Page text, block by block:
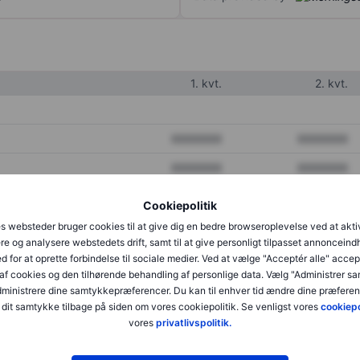
Cookiepolitik
websteder bruger cookies til at give dig en bedre browseroplevelse ved at
og analysere webstedets drift, samt til at give personligt tilpasset
for at oprette forbindelse til sociale medier. Ved at vælge "Acceptér alle"
cookies og den tilhørende behandling af personlige data. Vælg "Administrer
dine samtykkepræferencer. Du kan til enhver tid ændre dine
samtykke tilbage på siden om vores cookiepolitik. Se venligst vores
vores privatlivspolitik.
1. kvt. 2. kvt.
XXXXXXX XXXXXXX
XXXXXXX